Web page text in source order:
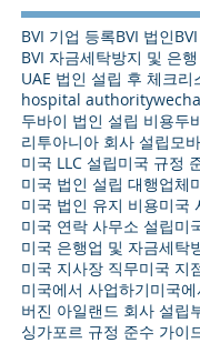
BVI 기업 등록BVI 법인
BVI 자금세탁방지 및 은
UAE 법인 설립 후 체크리
hospital authority
두바이 법인 설립 비용두
리투아니아 회사 설립모
미국 LLC 설립미국 규정
미국 법인 설립 대행업체
미국 법인 유지 비용미국
미국 연락 사무소 설립미
미국 은행업 및 자금세탁
미국 지사장 직무미국 지
미국에서 사업하기미국
버진 아일랜드 회사 설립
싱가포르 규정 준수 가이